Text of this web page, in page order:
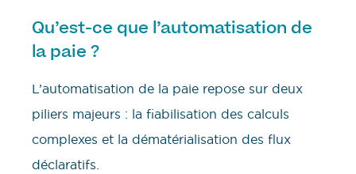
Qu’est-ce que l’automatisation de
la paie ?
L’automatisation de la paie repose sur deux
piliers majeurs : la fiabilisation des calculs
complexes et la dématérialisation des flux
déclaratifs.